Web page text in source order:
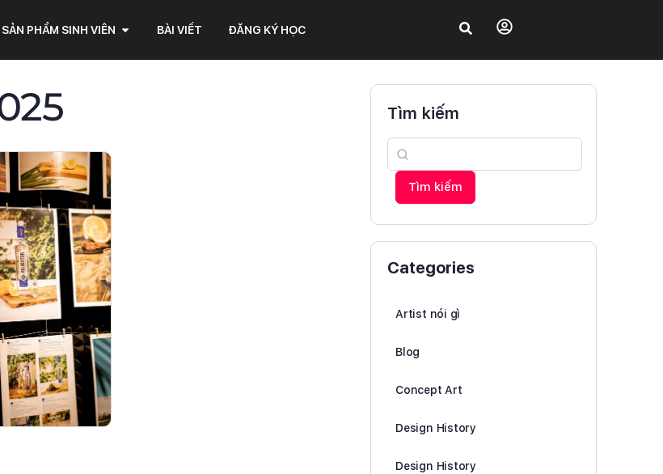
SẢN PHẨM SINH VIÊN BÀI VIẾT ĐĂNG KÝ HỌC
Tìm kiếm
Tìm kiếm
Categories
Artist nói gì
Blog
Concept Art
Design History
Design History